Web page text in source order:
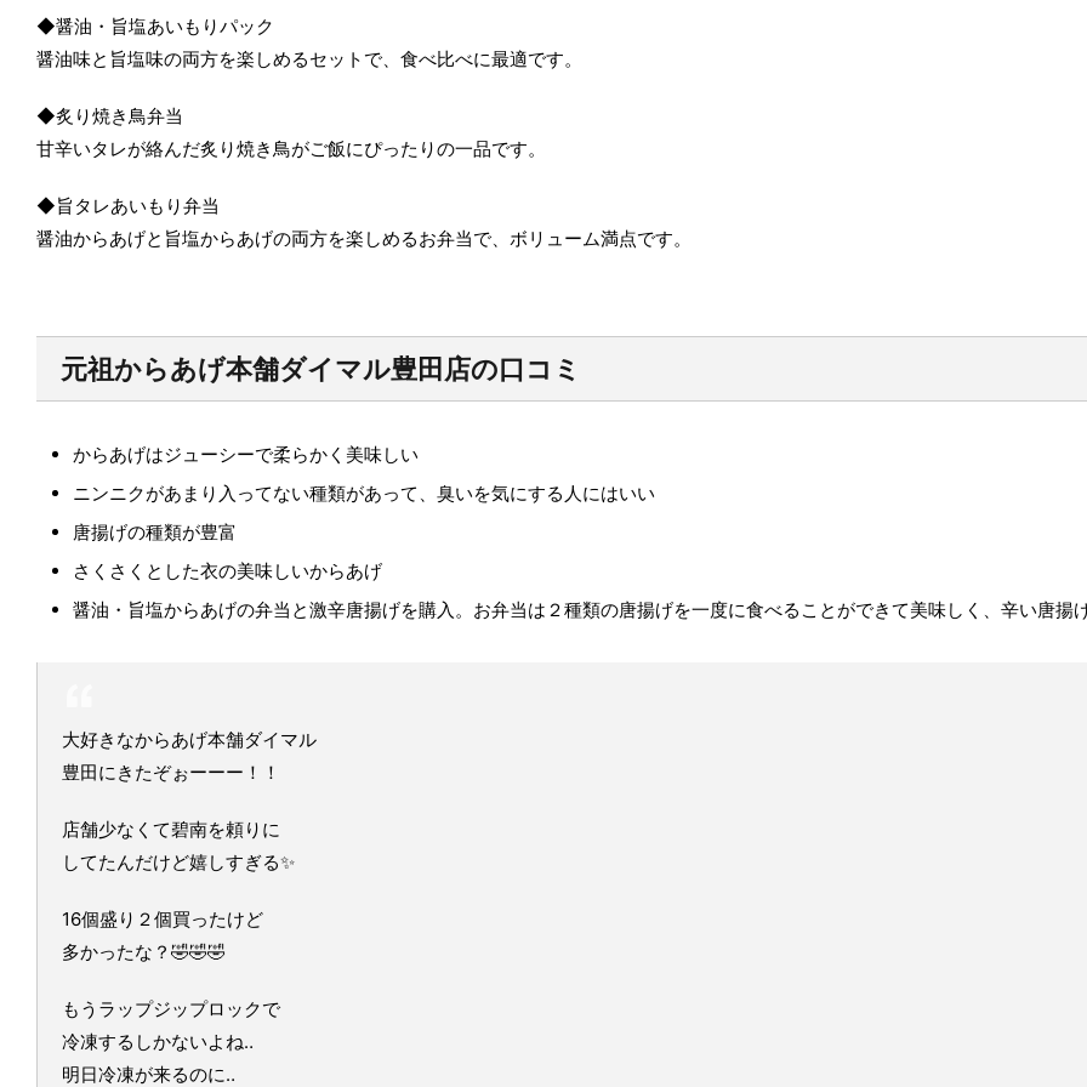
◆醤油・旨塩あいもりパック
醤油味と旨塩味の両方を楽しめるセットで、食べ比べに最適です。
◆炙り焼き鳥弁当
甘辛いタレが絡んだ炙り焼き鳥がご飯にぴったりの一品です。
◆旨タレあいもり弁当
醤油からあげと旨塩からあげの両方を楽しめるお弁当で、ボリューム満点です。
元祖からあげ本舗ダイマル豊田 店の口コミ
からあげはジューシーで柔らかく美味しい
ニンニクがあまり入ってない種類があって、臭いを気にする人にはいい
唐揚げの種類が豊富
さくさくとした衣の美味しいからあげ
醤油・旨塩からあげの弁当と激辛唐揚げを購入。お弁当は２種類の唐揚げを一度に食べることができて美味しく、辛い唐揚
大好きなからあげ本舗ダイマル
豊田にきたぞぉーーー！！
店舗少なくて碧南を頼りに
してたんだけど嬉しすぎる✨
16個盛り２個買ったけど
多かったな？🤣🤣🤣
もうラップジップロックで
冷凍するしかないよね‥
明日冷凍が来るのに‥